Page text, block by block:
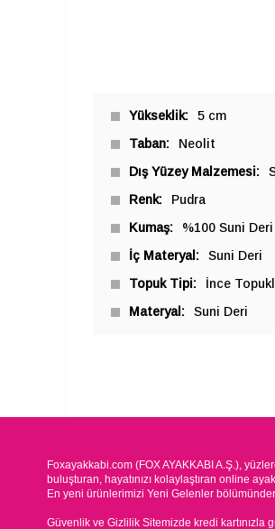
Yükseklik
5 cm
Taban
Neolit
Dış Yüzey Malzemesi
Renk
Pudra
Kumaş
%100 Suni Deri
İç Materyal
Suni Deri
Topuk Tipi
İnce
Materyal
Suni Deri
Foxayakkabi.com (FOX AYAKKABI A.Ş.),
buluşturan, hayatınızı kolaylaştıran online
En yeni ürünlerimizi Yeni Gelenler
Güvenlik ve Gizlilik Sitemizde kredi kartınızla